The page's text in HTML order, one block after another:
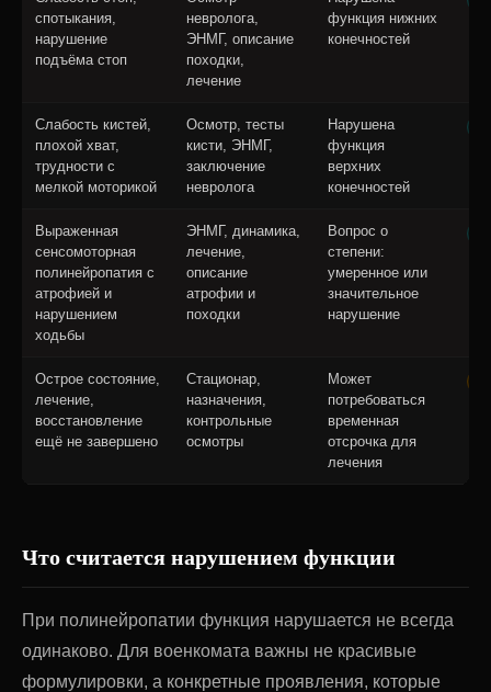
спотыкания,
нарушение
подъёма стоп
невролога,
ЭНМГ, описание
походки,
лечение
функция нижних
конечностей
Слабость кистей,
плохой хват,
трудности с
мелкой моторикой
Осмотр, тесты
кисти, ЭНМГ,
заключение
невролога
Нарушена
функция
верхних
конечностей
Выраженная
сенсомоторная
полинейропатия с
атрофией и
нарушением
ходьбы
ЭНМГ, динамика,
лечение,
описание
атрофии и
походки
Вопрос о
степени:
умеренное или
значительное
нарушение
Острое состояние,
лечение,
восстановление
ещё не завершено
Стационар,
назначения,
контрольные
осмотры
Может
потребоваться
временная
отсрочка для
лечения
Что считается нарушением функции
При полинейропатии функция нарушается не всегда
одинаково. Для военкомата важны не красивые
формулировки, а конкретные проявления, которые